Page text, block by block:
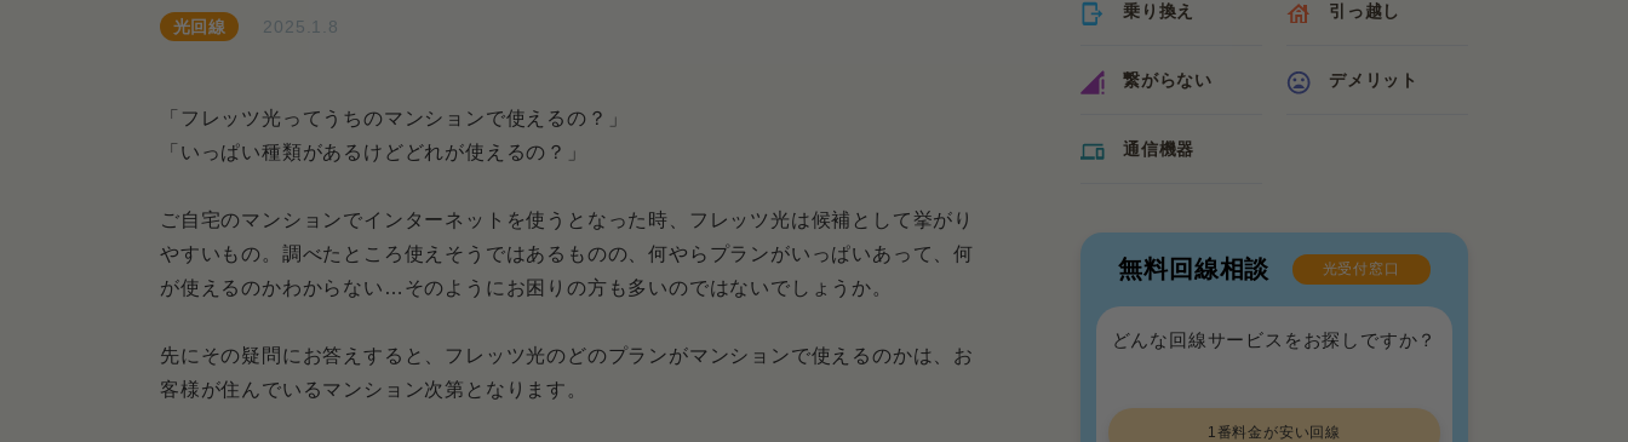
光回線 2025.1.8
「フレッツ光ってうちのマンションで使えるの？」
「いっぱい種類があるけどどれが使えるの？」
ご自宅のマンションでインターネットを使うとなった時、フレッツ光は候補として挙がり
やすいもの。調べたところ使えそうではあるものの、何やらプランがいっぱいあって、何
が使えるのかわからない…そのようにお困りの方も多いのではないでしょうか。
先にその疑問にお答えすると、フレッツ光のどのプランがマンションで使えるのかは、お
客様が住んでいるマンション次第となります。
乗り換え 引っ越し
繋がらない デメリット
通信機器
無料回線相談 光受付窓口
どんな回線サービスをお探しですか？
1番料金が安い回線